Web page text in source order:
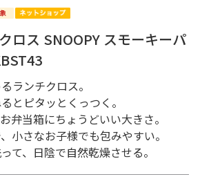
ロス SNOOPY スモーキーパ
ランチクロス。
とピタッとくっつく。
弁当箱にちょうどいい大きさ。
小さなお子様でも包みやすい。
て、日陰で自然乾燥させる。